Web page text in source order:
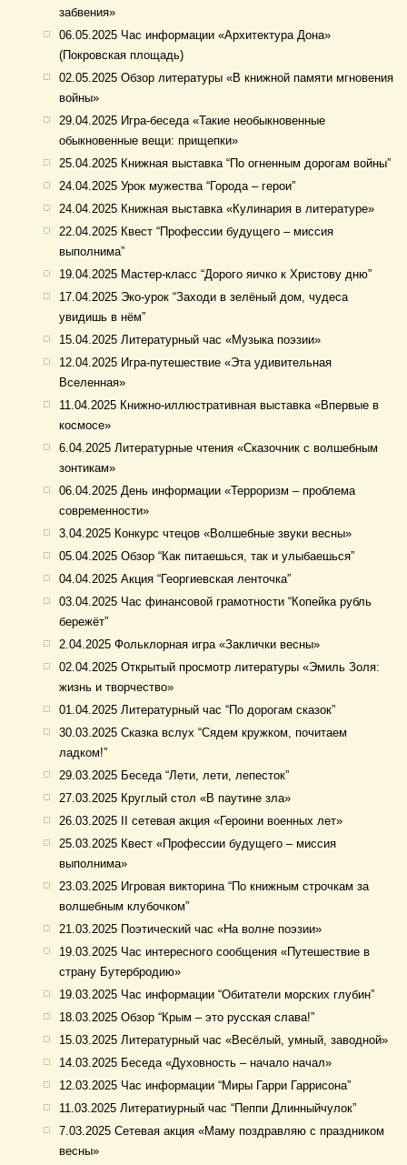
забвения»
06.05.2025 Час информации «Архитектура Дона»
(Покровская площадь)
02.05.2025 Обзор литературы «В книжной памяти мгновения
войны»
29.04.2025 Игра-беседа «Такие необыкновенные
обыкновенные вещи: прищепки»
25.04.2025 Книжная выставка “По огненным дорогам войны”
24.04.2025 Урок мужества “Города – герои”
24.04.2025 Книжная выставка «Кулинария в литературе»
22.04.2025 Квест “Профессии будущего – миссия
выполнима”
19.04.2025 Мастер-класс “Дорого яичко к Христову дню”
17.04.2025 Эко-урок “Заходи в зелёный дом, чудеса
увидишь в нём”
15.04.2025 Литературный час «Музыка поэзии»
12.04.2025 Игра-путешествие «Эта удивительная
Вселенная»
11.04.2025 Книжно-иллюстративная выставка «Впервые в
космосе»
6.04.2025 Литературные чтения «Сказочник с волшебным
зонтикам»
06.04.2025 День информации «Терроризм – проблема
современности»
3.04.2025 Конкурс чтецов «Волшебные звуки весны»
05.04.2025 Обзор “Как питаешься, так и улыбаешься”
04.04.2025 Акция “Георгиевская ленточка”
03.04.2025 Час финансовой грамотности “Копейка рубль
бережёт”
2.04.2025 Фольклорная игра «Заклички весны»
02.04.2025 Открытый просмотр литературы «Эмиль Золя:
жизнь и творчество»
01.04.2025 Литературный час “По дорогам сказок”
30.03.2025 Сказка вслух “Сядем кружком, почитаем
ладком!”
29.03.2025 Беседа “Лети, лети, лепесток”
27.03.2025 Круглый стол «В паутине зла»
26.03.2025 II сетевая акция «Героини военных лет»
25.03.2025 Квест «Профессии будущего – миссия
выполнима»
23.03.2025 Игровая викторина “По книжным строчкам за
волшебным клубочком”
21.03.2025 Поэтический час «На волне поэзии»
19.03.2025 Час интересного сообщения «Путешествие в
страну Бутербродию»
19.03.2025 Час информации “Обитатели морских глубин”
18.03.2025 Обзор “Крым – это русская слава!”
15.03.2025 Литературный час «Весёлый, умный, заводной»
14.03.2025 Беседа «Духовность – начало начал»
12.03.2025 Час информации “Миры Гарри Гаррисона”
11.03.2025 Литератиурный час “Пеппи Длинныйчулок”
7.03.2025 Сетевая акция «Маму поздравляю с праздником
весны»